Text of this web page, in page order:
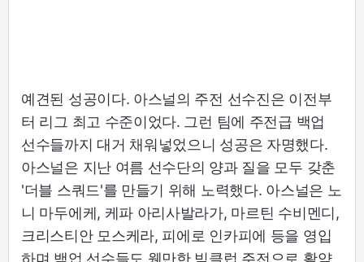
예견된 성공이다. 아스널의 주전 선수진은 이전부
터 리그 최고 수준이었다. 그런 팀에 주전급 백업
선수들까지 대거 채워넣었으니 성공은 자명했다.
아스널은 지난 여름 선수단의 양과 질을 모두 갖춘
'더블 스쿼드'를 만들기 위해 노력했다. 아스널은 노
니 마두에케, 케파 아리사발라가, 마르틴 수비멘디,
크리스티안 모스케라, 피에로 인카피에 등을 영입